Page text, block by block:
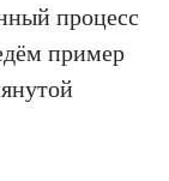
процесс
пример